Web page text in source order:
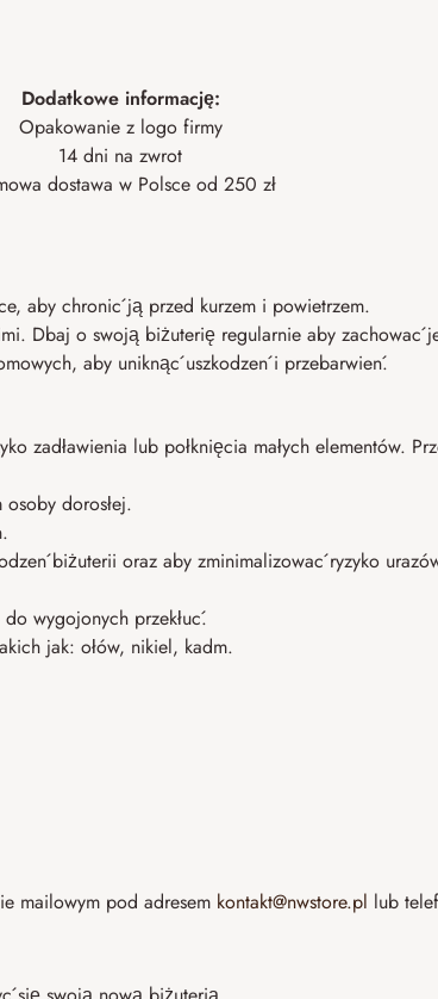
Dodatkowe informację:
Opakowanie z logo firmy
14 dni na zwrot
dostawa w Polsce od 250 zł
aby chronić ją przed kurzem i powietrzem.
Dbaj o swoją biżuterię regularnie aby zachować
aby uniknąć uszkodzeń i przebarwień.
zadławienia lub połknięcia małych elementów.
dorosłej.
biżuterii oraz aby zminimalizować ryzyko
wygojonych przekłuć.
jak: ołów, nikiel, kadm.
mailowym pod adresem kontakt@nwstore.pl lub